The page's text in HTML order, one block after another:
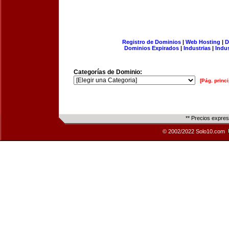
Registro de Dominios| Web Hosting |
Dominios Expirados | Industrias |
Categorías de Dominio:
[Pág.
** Precios
© 2002/2022 Solo10.com